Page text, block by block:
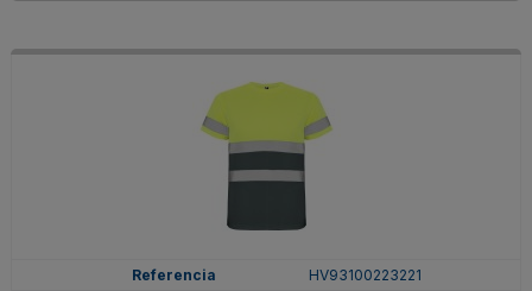
HV93100223221